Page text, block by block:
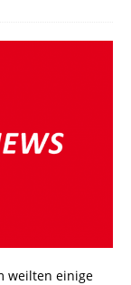
weilten einige